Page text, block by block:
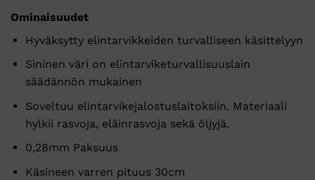
Ominaisuudet
Hyväksytty elintarvikkeiden turvalliseen käsittelyyn
Sininen väri on elintarviketurvallisuuslain
säädännön mukainen
Soveltuu elintarvikejalostuslaitoksiin. Materiaali
hylkii rasvoja, eläinrasvoja sekä öljyjä.
0,28mm Paksuus
Käsineen varren pituus 30cm